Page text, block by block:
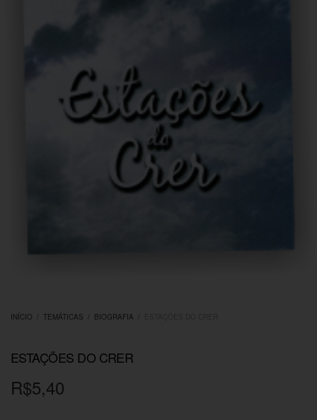
INÍCIO TEMÁTICAS BIOGRAFIA
ESTAÇÕES DO CRER
R$5,40